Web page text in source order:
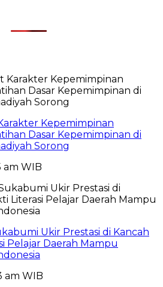
Kepemimpinan
Dasar Kepemimpinan di
Sorong
am WIB
Ukir Prestasi di Kancah
Pelajar Daerah Mampu
am WIB